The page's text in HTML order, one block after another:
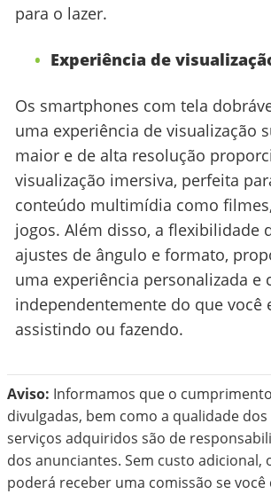
para o lazer.
Experiência de
Os smartphones com tela
uma experiência de visualização
maior e de alta resolução
visualização imersiva, perfeita
conteúdo multimídia como
jogos. Além disso, a flexibilidade
ajustes de ângulo e formato,
uma experiência personalizada e
independentemente do que você
assistindo ou fazendo.
Aviso: Informamos que o
divulgadas, bem como a qualidade
serviços adquiridos são de
dos anunciantes. Sem custo adicional,
poderá receber uma comissão se